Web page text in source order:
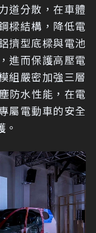
道分散，在車體
樑結構，降低電
擠型底樑與電池
進而保護高壓電
組嚴密加強三層
防水性能，在電
屬電動車的安全